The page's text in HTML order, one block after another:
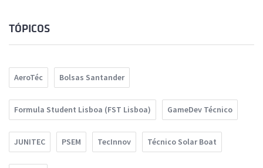
TÓPICOS
AeroTéc Bolsas Santander
Formula Student Lisboa (FST Lisboa) GameDev Técnico
JUNITEC PSEM TecInnov Técnico Solar Boat